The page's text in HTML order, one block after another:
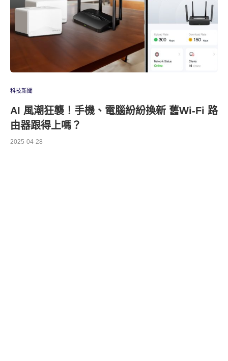
科技新聞
AI 風潮狂襲！手機、電腦紛紛換新 舊Wi-Fi 路
由器跟得上嗎？
2025-04-28